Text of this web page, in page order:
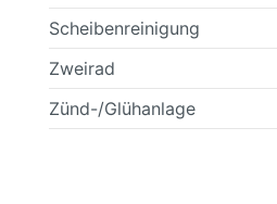
Scheibenreinigung
Zweirad
Zünd-/Glühanlage